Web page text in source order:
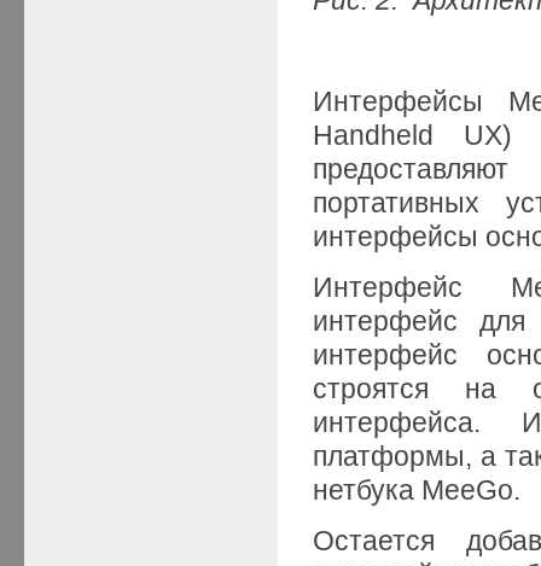
Интерфейсы
Handheld UX)
портативных
интерфейсы
Интерфейс
интерфейс для
интерфейс
строятся на
интерфейса.
платформы, а
нетбука MeeGo.
Остается